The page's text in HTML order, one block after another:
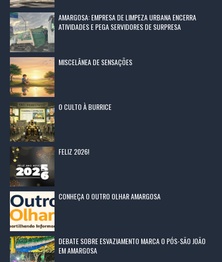
AMARGOSA: EMPRESA DE LIMPEZA URBANA ENCERRA
ATIVIDADES E PEGA SERVIDORES DE SURPRESA
MISCELÂNEA DE SENSAÇÕES
O CULTO À BURRICE
FELIZ 2026!
CONHEÇA O OUTRO OLHAR AMARGOSA
DEBATE SOBRE ESVAZIAMENTO MARCA O PÓS-SÃO JOÃO
EM AMARGOSA